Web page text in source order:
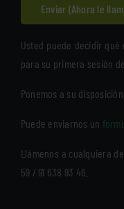
Usted puede decidir
para su primera sesión
Ponemos a su disposición
Puede enviarnos un
Llámenos a cualquiera
59 / 91 638 93 46.